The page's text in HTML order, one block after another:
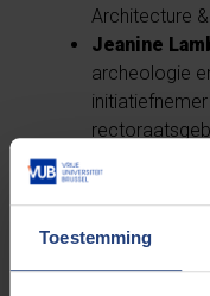
Toestemming
Architecture
Jeanine
archeologie
Brussels